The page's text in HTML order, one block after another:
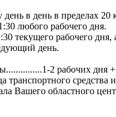
день в день в пределах
любого рабочего
текущего рабочего дня,
день.
2 рабочих дня
транспортного средства
Вашего областного